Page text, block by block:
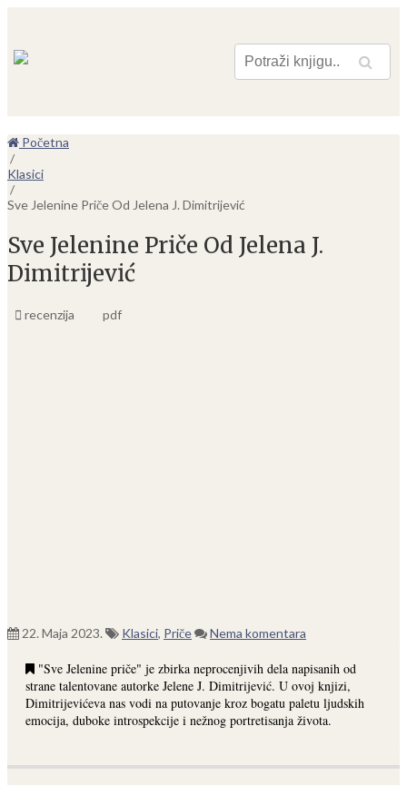
Pretraga
Početna
/
Klasici
/
Sve Jelenine Priče Od Jelena J. Dimitrijević
Sve Jelenine Priče Od Jelena J.
Dimitrijević
recenzija pdf
22. Maja 2023. Klasici, Priče Nema komentara
"Sve Jelenine priče" je zbirka neprocenjivih dela napisanih od
strane talentovane autorke Jelene J. Dimitrijević. U ovoj knjizi,
Dimitrijevićeva nas vodi na putovanje kroz bogatu paletu ljudskih
emocija, duboke introspekcije i nežnog portretisanja života.